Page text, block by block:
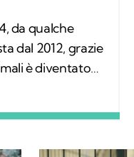
da qualche
dal 2012, grazie
è diventato
a fare la
e una